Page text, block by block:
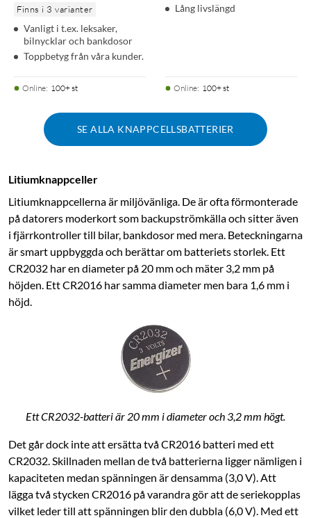
Finns i 3 varianter
Vanligt i t.ex. leksaker,
bilnycklar och bankdosor
Toppbetyg från våra kunder.
Online: 100+ st
Lång livslängd
Online: 100+ st
SE ALLA KNAPPCELLSBATTERIER
Litiumknappceller
Litiumknappcellerna är miljövänliga. De är ofta förmonterade
på datorers moderkort som backupströmkälla och sitter även
i fjärrkontroller till bilar, bankdosor med mera. Beteckningarna
är smart uppbyggda och berättar om batteriets storlek. Ett
CR2032 har en diameter på 20 mm och mäter 3,2 mm på
höjden. Ett CR2016 har samma diameter men bara 1,6 mm i
höjd.
Ett CR2032-batteri är 20 mm i diameter och 3,2 mm högt.
Det går dock inte att ersätta två CR2016 batteri med ett
CR2032. Skillnaden mellan de två batterierna ligger nämligen i
kapaciteten medan spänningen är densamma (3,0 V). Att
lägga två stycken CR2016 på varandra gör att de seriekopplas
vilket leder till att spänningen blir den dubbla (6,0 V). Med ett